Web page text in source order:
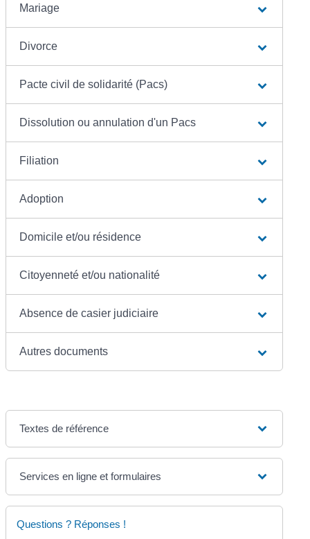
Mariage
Divorce
Pacte civil de solidarité (Pacs)
Dissolution ou annulation d'un Pacs
Filiation
Adoption
Domicile et/ou résidence
Citoyenneté et/ou nationalité
Absence de casier judiciaire
Autres documents
Textes de référence
Services en ligne et formulaires
Questions ? Réponses !